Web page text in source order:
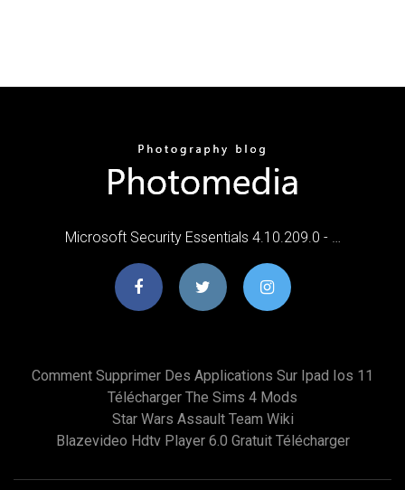
Microsoft Security Essentials 4.10.209.0 - …
Comment Supprimer Des Applications Sur Ipad Ios 11
Télécharger The Sims 4 Mods
Star Wars Assault Team Wiki
Blazevideo Hdtv Player 6.0 Gratuit Télécharger